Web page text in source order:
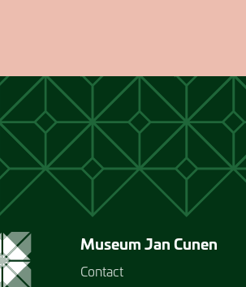
Museum Jan Cunen
Contact